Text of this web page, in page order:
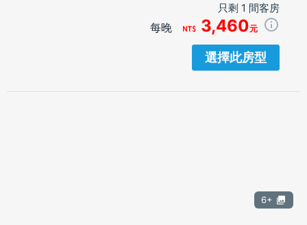
只剩 1 間客房
每晚 3,460元
選擇此房型
6+